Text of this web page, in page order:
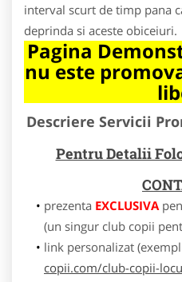
interval scurt de timp pana
deprinda si aceste obiceiuri.
Pagina
nu este
Descriere Servicii
Pentru Detalii
prezenta EXCLUSIVA
(un singur club copii
link personalizat
copii.com/club-copii-